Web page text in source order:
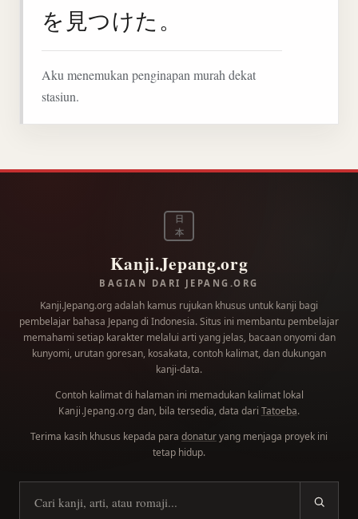
を見つけた。
Aku menemukan penginapan murah dekat
stasiun.
日
本
Kanji.Jepang.org
BAGIAN DARI JEPANG.ORG
Kanji.Jepang.org adalah kamus rujukan khusus untuk kanji bagi
pembelajar bahasa Jepang di Indonesia. Situs ini membantu pembelajar
memahami setiap karakter melalui arti yang jelas, bacaan onyomi dan
kunyomi, urutan goresan, kosakata, contoh kalimat, dan dukungan
kanji-data.
Contoh kalimat di halaman ini memadukan kalimat lokal
Kanji.Jepang.org dan, bila tersedia, data dari Tatoeba.
Terima kasih khusus kepada para donaturyang menjaga proyek ini
tetap hidup.
Cari kanji